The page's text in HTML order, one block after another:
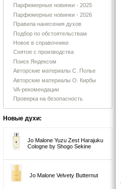
Парфюмерные новинки - 2025
Парфюмерные новинки - 2026
Правила нанесения духов
Подбор по обстоятельствам
Новое в справочнике
Снятое с производства
Поиск Яндексом
Авторские материалы С. Полье
Авторские материалы О. Кирбы
VA-рекомендации
Проверка на безопасность
Новые духи:
Jo Malone Yuzu Zest Harajuku
Cologne by Shogo Sekine
Jo Malone Velvety Butternut